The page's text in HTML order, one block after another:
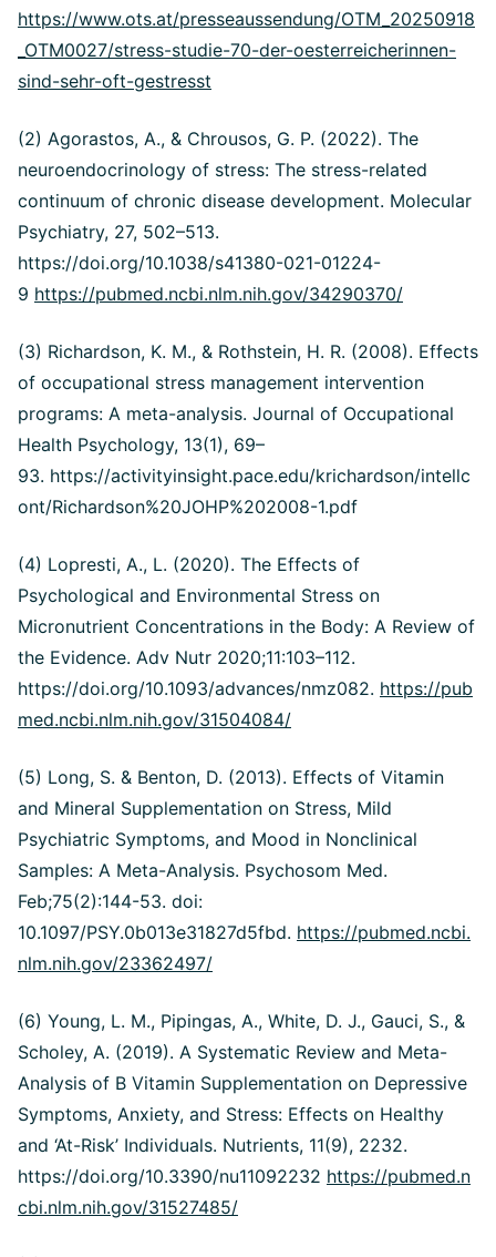
https://www.ots.at/presseaussendung/OTM_20250918
_OTM0027/stress-studie-70-der-oesterreicherinnen-
sind-sehr-oft-gestresst
(2) Agorastos, A., & Chrousos, G. P. (2022). The
neuroendocrinology of stress: The stress-related
continuum of chronic disease development. Molecular
Psychiatry, 27, 502–513.
https://doi.org/10.1038/s41380-021-01224-
9 https://pubmed.ncbi.nlm.nih.gov/34290370/
(3) Richardson, K. M., & Rothstein, H. R. (2008). Effects
of occupational stress management intervention
programs: A meta-analysis. Journal of Occupational
Health Psychology, 13(1), 69–
93. https://activityinsight.pace.edu/krichardson/intellc
ont/Richardson%20JOHP%202008-1.pdf
(4) Lopresti, A., L. (2020). The Effects of
Psychological and Environmental Stress on
Micronutrient Concentrations in the Body: A Review of
the Evidence. Adv Nutr 2020;11:103–112.
https://doi.org/10.1093/advances/nmz082. https://pub
med.ncbi.nlm.nih.gov/31504084/
(5) Long, S. & Benton, D. (2013). Effects of Vitamin
and Mineral Supplementation on Stress, Mild
Psychiatric Symptoms, and Mood in Nonclinical
Samples: A Meta-Analysis. Psychosom Med.
Feb;75(2):144-53. doi:
10.1097/PSY.0b013e31827d5fbd. https://pubmed.ncbi.
nlm.nih.gov/23362497/
(6) Young, L. M., Pipingas, A., White, D. J., Gauci, S., &
Scholey, A. (2019). A Systematic Review and Meta-
Analysis of B Vitamin Supplementation on Depressive
Symptoms, Anxiety, and Stress: Effects on Healthy
and ‘At-Risk’ Individuals. Nutrients, 11(9), 2232.
https://doi.org/10.3390/nu11092232 https://pubmed.n
cbi.nlm.nih.gov/31527485/